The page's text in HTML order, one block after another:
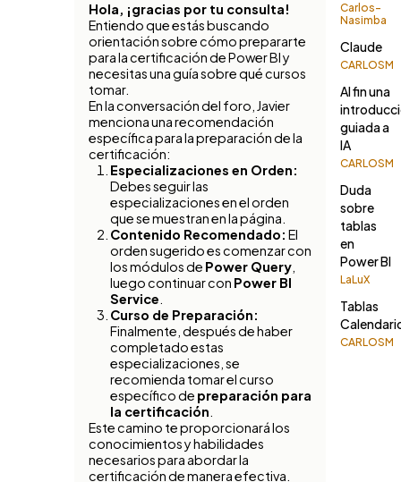
Hola, ¡gracias por tu consulta!
Entiendo que estás buscando
orientación sobre cómo prepararte
para la certificación de Power BI y
necesitas una guía sobre qué cursos
tomar.
En la conversación del foro, Javier
menciona una recomendación
específica para la preparación de la
certificación:
Especializaciones en Orden:
Debes seguir las
especializaciones en el orden
que se muestran en la página.
Contenido Recomendado: El
orden sugerido es comenzar con
los módulos de Power Query
luego continuar con Power BI
Service
Curso de Preparación:
Finalmente, después de haber
completado estas
especializaciones, se
recomienda tomar el curso
específico de preparación para
la certificación
Este camino te proporcionará los
conocimientos y habilidades
necesarios para abordar la
certificación de manera efectiva.
Carlos-
Nasimba
Claude
CARLOSM
Al fin una
guiada a
IA
CARLOSM
Duda
sobre
tablas
en
Power BI
LaLuX
Tablas
CARLOSM